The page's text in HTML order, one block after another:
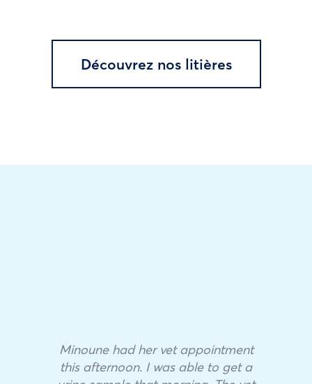
Découvrez nos litières
Minoune had her vet appointment
this afternoon. I was able to get a